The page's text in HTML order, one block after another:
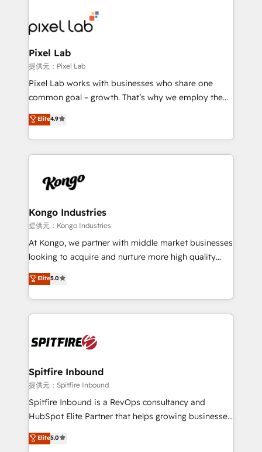
from end-to-end. Teams of marketing specialists,
developers, copywriters and designers work side by
side to meet the specific demands of every client
and project. Dedicated HubSpot teams combine all
skills for HubSpot projects from strategy to
implementation and training. Skilled in-house
complex API integrations with external platforms.
Working from several campuses across Belgium, The
such as Brussels Airport, Volvo, Farmaline, Agilitas,
Streamz and Michelin.
Pixel Lab
提供元：Pixel Lab
Pixel Lab works with businesses who share one
common goal – growth. That’s why we employ the
latest innovations in disruptive technology in our
approach to web design, sales enablement and
inbound marketing that deliver month-on-month
growth for our client's businesses. These methods
exactly where your marketing budget is being used
and overall revenue to a level not feasible with
traditional methods. If you’re a frustrated marketing
manager or business owner sick of wasting budget
with generic agencies and their outdated methods,
just like yours attract more high-quality leads
throughout each stage of the buying cycle with
enable sales teams with the process, technology and
training to smash targets.
Elite4.9
Kongo Industries
提供元：Kongo Industries
At Kongo, we partner with middle market businesses
looking to acquire and nurture more high quality
leads. We use digital media, marketing cloud,
automation and software integration to drive sales
and, deliver clarity on marketing expenditure.
Elite5.0
Spitfire Inbound
提供元：Spitfire Inbound
Spitfire Inbound is a RevOps consultancy and
HubSpot Elite Partner that helps growing businesses
design predictable, scalable revenue-driving
strategies. With offices in South Africa and London,
Elite5.0